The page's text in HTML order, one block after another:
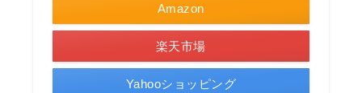
Amazon
楽天市場
Yahooショッピング